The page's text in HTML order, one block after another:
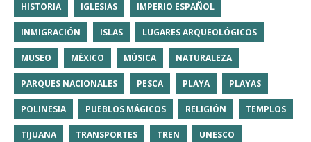
HISTORIA IGLESIAS IMPERIO ESPAÑOL
INMIGRACIÓN ISLAS LUGARES ARQUEOLÓGICOS
MUSEO MÉXICO MÚSICA NATURALEZA
PARQUES NACIONALES PESCA PLAYA PLAYAS
POLINESIA PUEBLOS MÁGICOS RELIGIÓN TEMPLOS
TIJUANA TRANSPORTES TREN UNESCO